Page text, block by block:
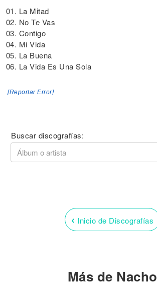
01. La Mitad
02. No Te Vas
03. Contigo
04. Mi Vida
05. La Buena
06. La Vida Es Una Sola
[Reportar Error]
Buscar discografías:
‹ Inicio de Discografías
Más de Nacho